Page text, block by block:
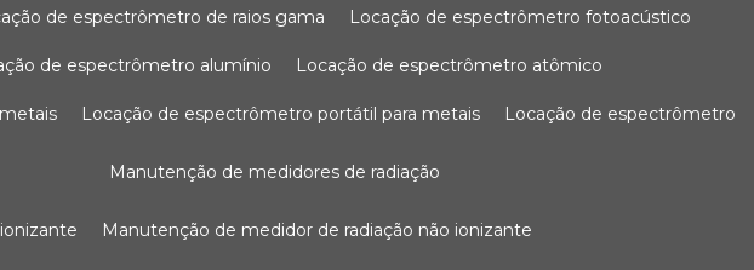
de espectrômetro de raios gama locação de espectrômetro fotoacústico
de espectrômetro alumínio locação de espectrômetro atômico
locação de espectrômetro portátil para metais locação de espectrômetro
manutenção de medidores de radiação
manutenção de medidor de radiação não ionizante